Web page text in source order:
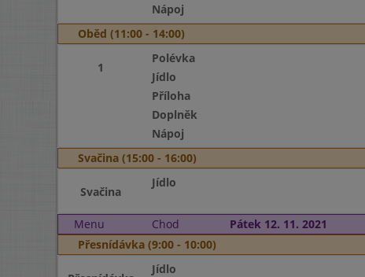
Nápoj
Oběd (11:00 - 14:00)
1
Polévka
Jídlo
Příloha
Doplněk
Nápoj
Svačina (15:00 - 16:00)
Svačina
Jídlo
Menu Chod Pátek 12. 11. 2021
Přesnídávka (9:00 - 10:00)
Jídlo